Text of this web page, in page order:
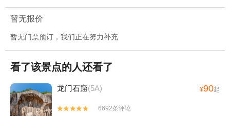
暂无报价
暂无门票预订，我们正在努力补充
看了该景点的人还看了
龙门石窟(5A) ¥90起


6692条评论